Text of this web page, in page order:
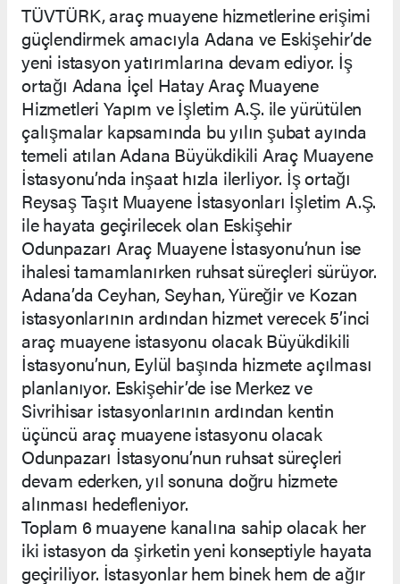
TÜVTÜRK, araç muayene hizmetlerine erişimi
güçlendirmek amacıyla Adana ve Eskişehir’de
yeni istasyon yatırımlarına devam ediyor. İş
ortağı Adana İçel Hatay Araç Muayene
Hizmetleri Yapım ve İşletim A.Ş. ile yürütülen
çalışmalar kapsamında bu yılın şubat ayında
temeli atılan Adana Büyükdikili Araç Muayene
İstasyonu’nda inşaat hızla ilerliyor. İş ortağı
Reysaş Taşıt Muayene İstasyonları İşletim A.Ş.
ile hayata geçirilecek olan Eskişehir
Odunpazarı Araç Muayene İstasyonu’nun ise
ihalesi tamamlanırken ruhsat süreçleri sürüyor.
Adana’da Ceyhan, Seyhan, Yüreğir ve Kozan
istasyonlarının ardından hizmet verecek 5’inci
araç muayene istasyonu olacak Büyükdikili
İstasyonu’nun, Eylül başında hizmete açılması
planlanıyor. Eskişehir’de ise Merkez ve
Sivrihisar istasyonlarının ardından kentin
üçüncü araç muayene istasyonu olacak
Odunpazarı İstasyonu’nun ruhsat süreçleri
devam ederken, yıl sonuna doğru hizmete
alınması hedefleniyor.
Toplam 6 muayene kanalına sahip olacak her
iki istasyon da şirketin yeni konseptiyle hayata
geçiriliyor. İstasyonlar hem binek hem de ağır